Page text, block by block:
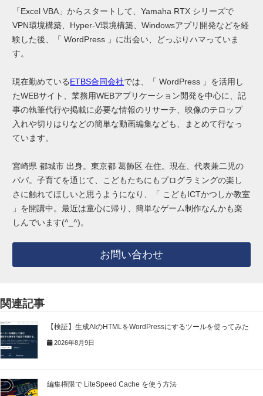
「Excel VBA」からスタートして、Yamaha RTX シリーズで
VPN環境構築、Hyper-V環境構築、Windowsアプリ開発などを経
験した後、「 WordPress 」に出会い、どっぷりハマっていま
す。
現在勤めているETBS合同会社では、「 WordPress 」を活用し
たWEBサイト、業務用WEBアプリケーション開発を中心に、記
事の執筆代行や掲載に必要な情報のリサーチ、映像のテロップ
入れや切りはりなどの簡単な動画編集なども、まとめて行なっ
ています。
宮崎県 都城市 出身。東京都 葛飾区 在住。現在、代表兼二児の
パパ。子育てを通じて、こどもたちにもプログラミングの楽し
さに触れてほしいと思うようになり、「 こどもICTかつしか教室
」を開講中。最近は童心に帰り、簡単なゲーム制作なんかも楽
しんでいます(^_^)。
お問い合わせ
関連記事
【検証】生成AIのHTMLをWordPressにするツールを使ってみた
2026年8月9日
編集権限で LiteSpeed Cache を使う方法